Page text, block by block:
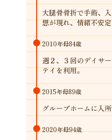
大腿骨骨折で手術、
想が現れ、情緒不安
2010年母84歳
週２、３回のデイサ
テイを利用。
2015年母89歳
グループホームに入所
2020年母94歳